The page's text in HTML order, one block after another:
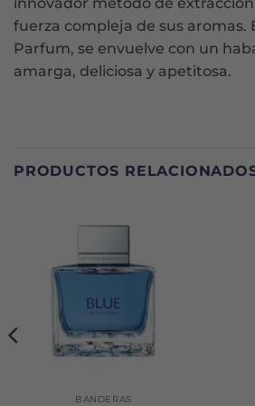
innovador método de
fuerza compleja de sus aromas.
Parfum, se envuelve con un
amarga, deliciosa y apetitosa.
PRODUCTOS
BANDERAS